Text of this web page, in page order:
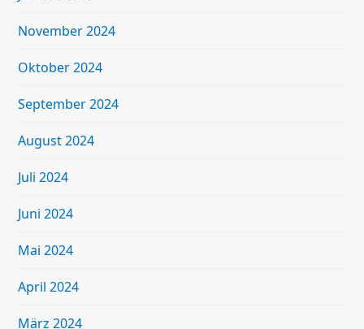
November 2024
Oktober 2024
September 2024
August 2024
Juli 2024
Juni 2024
Mai 2024
April 2024
März 2024